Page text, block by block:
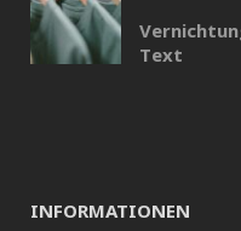
Text
INFORMATIONEN